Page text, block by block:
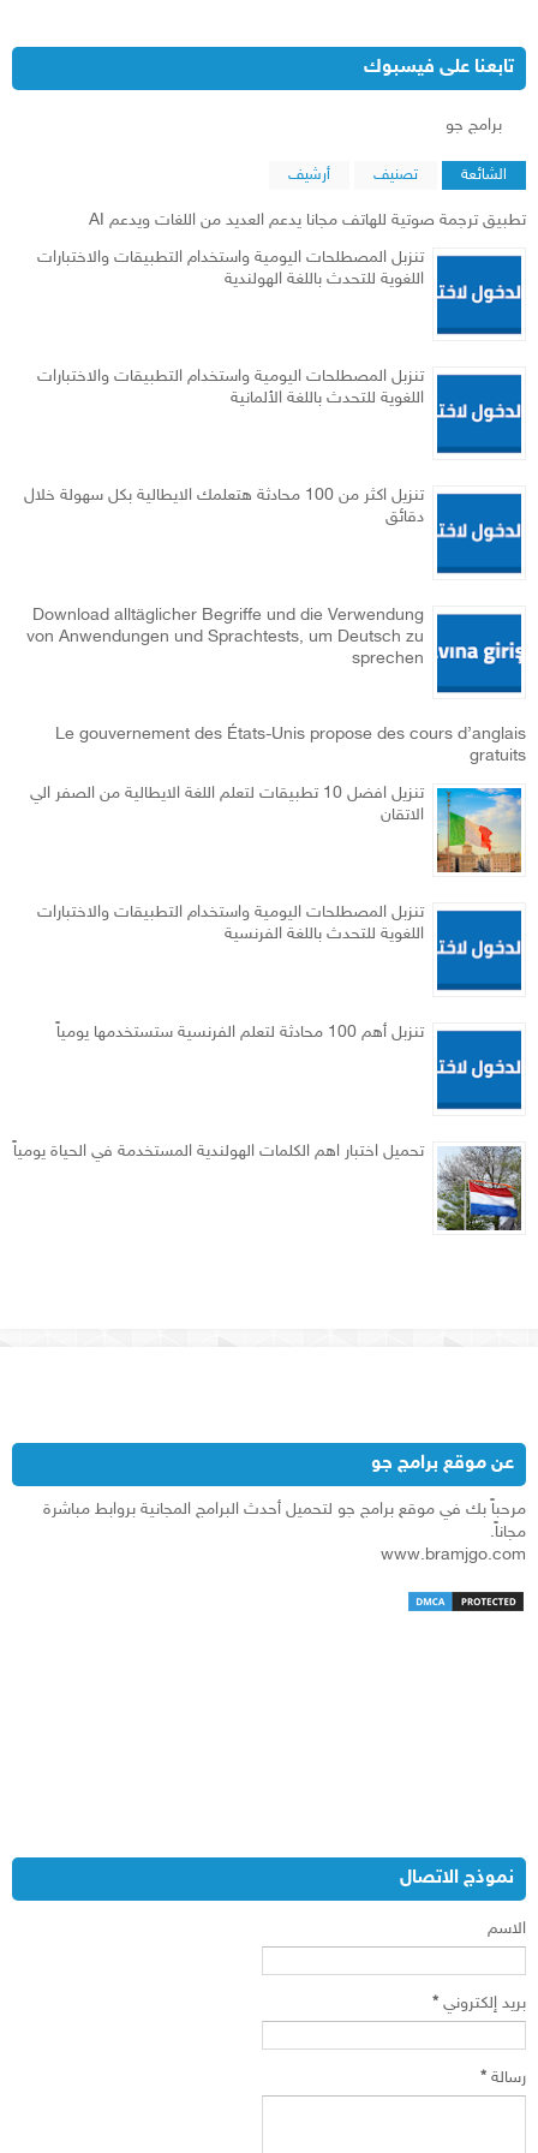
تابعنا على فيسبوك
‏برامج جو‏
الشائعة تصنيف أرشيف
تطبيق ترجمة صوتية للهاتف مجانا يدعم العديد من اللغات ويدعم AI
تنزبل المصطلحات اليومية واستخدام التطبيقات والاختبارات
اللغوية للتحدث باللغة الهولندية
تنزبل المصطلحات اليومية واستخدام التطبيقات والاختبارات
اللغوية للتحدث باللغة الألمانية
تنزيل اكثر من 100 محادثة هتعلمك الايطالية بكل سهولة خلال
دقائق
Download alltäglicher Begriffe und die Verwendung
von Anwendungen und Sprachtests, um Deutsch zu
sprechen
Le gouvernement des États-Unis propose des cours d’anglais
gratuits
تنزيل افضل 10 تطبيقات لتعلم اللغة الايطالية من الصفر الي
الاتقان
تنزبل المصطلحات اليومية واستخدام التطبيقات والاختبارات
اللغوية للتحدث باللغة الفرنسية
تنزبل أهم 100 محادثة لتعلم الفرنسية ستستخدمها يومياً
تحميل اختبار اهم الكلمات الهولندية المستخدمة في الحياة يومياً
عن موقع برامج جو
مرحباً بك في موقع برامج جو لتحميل أحدث البرامج المجانية بروابط مباشرة
مجاناً.
www.bramjgo.com
نموذج الاتصال
الاسم
بريد إلكتروني *
رسالة *